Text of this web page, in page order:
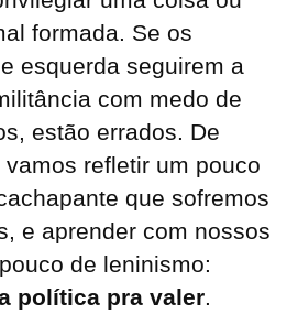
formada. Se os
esquerda seguirem a
com medo de
estão errados. De
refletir um pouco
que sofremos
e aprender com nossos
de leninismo:
política pra valer.